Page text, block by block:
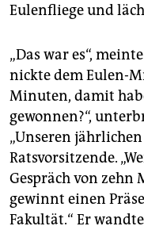
Eulenfliege und
„Das war es“,
nickte dem Eulen-
Minuten, damit
gewonnen?“,
„Unseren jährlichen
Ratsvorsitzende.
Gespräch von
gewinnt einen
Fakultät.“ Er